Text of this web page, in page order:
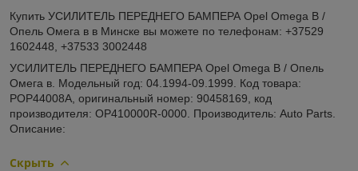
Купить УСИЛИТЕЛЬ ПЕРЕДНЕГО БАМПЕРА Opel Omega B /
Опель Омега в в Минске вы можете по телефонам: +37529
1602448, +37533 3002448
УСИЛИТЕЛЬ ПЕРЕДНЕГО БАМПЕРА Opel Omega B / Опель
Омега в. Модельный год: 04.1994-09.1999. Код товара:
POP44008A, оригинальный номер: 90458169, код
производителя: OP410000R-0000. Производитель: Auto Parts.
Описание:
Скрыть